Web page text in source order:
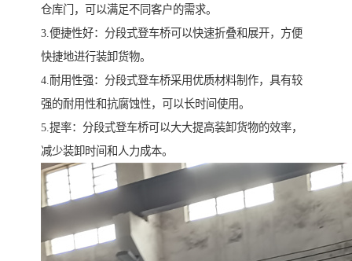
仓库门，可以满足不同客户的需求。
3.便捷性好：分段式登车桥可以快速折叠和展开，方便
快捷地进行装卸货物。
4.耐用性强：分段式登车桥采用优质材料制作，具有较
强的耐用性和抗腐蚀性，可以长时间使用。
5.提率：分段式登车桥可以大大提高装卸货物的效率，
减少装卸时间和人力成本。